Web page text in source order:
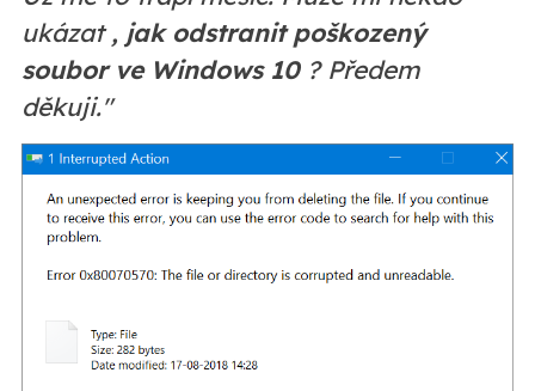
ukázat, jak odstranit poškozený
soubor ve Windows 10? Předem
děkuji."